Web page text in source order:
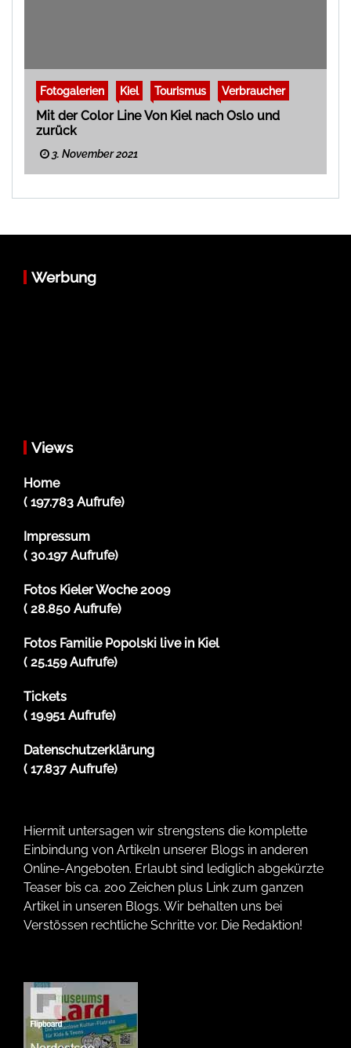
Fotogalerien Kiel Tourismus Verbraucher
Mit der Color Line Von Kiel nach Oslo und
zurück
3. November 2021
Werbung
Views
Home
( 197.783 Aufrufe)
Impressum
( 30.197 Aufrufe)
Fotos Kieler Woche 2009
( 28.850 Aufrufe)
Fotos Familie Popolski live in Kiel
( 25.159 Aufrufe)
Tickets
( 19.951 Aufrufe)
Datenschutzerklärung
( 17.837 Aufrufe)
Hiermit untersagen wir strengstens die komplette
Einbindung von Artikeln unserer Blogs in anderen
Online-Angeboten. Erlaubt sind lediglich abgekürzte
Teaser bis ca. 200 Zeichen plus Link zum ganzen
Artikel in unseren Blogs. Wir behalten uns bei
Verstössen rechtliche Schritte vor. Die Redaktion!